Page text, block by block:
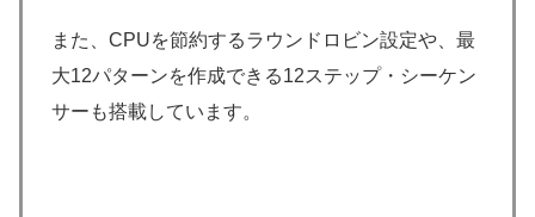
また、CPUを節約するラウンドロビン設定や、最
大12パターンを作成できる12ステップ・シーケン
サーも搭載しています。